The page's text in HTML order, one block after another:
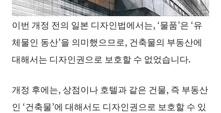
이번 개정 전의 일본 디자인법에서는, ‘물품’은 ‘유
체물인 동산’을 의미했으므로, 건축물의 부동산에
대해서는 디자인권으로 보호할 수 없었습니다.
개정 후에는, 상점이나 호텔과 같은 건물, 즉 부동산
인 ‘건축물’에 대해서도 디자인권으로 보호할 수 있